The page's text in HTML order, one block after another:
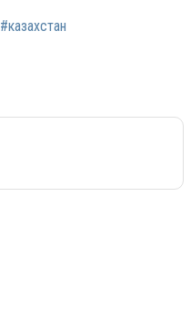
#казахстан